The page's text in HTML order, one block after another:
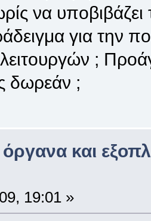
να υποβιβάζει
για την
;
δωρεάν ;
και
19:01 »